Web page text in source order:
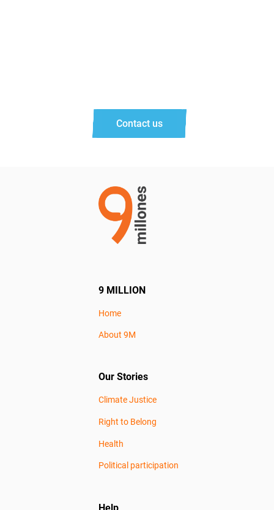
Contact us
9 MILLION
Home
About 9M
Our Stories
Climate Justice
Right to Belong
Health
Political participation
Help